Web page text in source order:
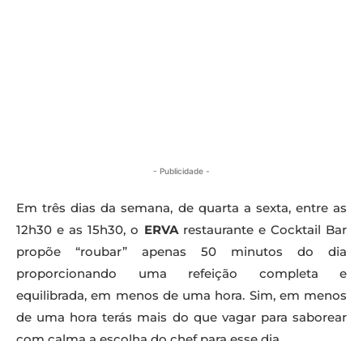
- Publicidade -
Em três dias da semana, de quarta a sexta, entre as
12h30 e as 15h30, o ERVArestaurante e Cocktail Bar
propõe “roubar” apenas 50 minutos do dia
proporcionando uma refeição completa e
equilibrada, em menos de uma hora. Sim, em menos
de uma hora terás mais do que vagar para saborear